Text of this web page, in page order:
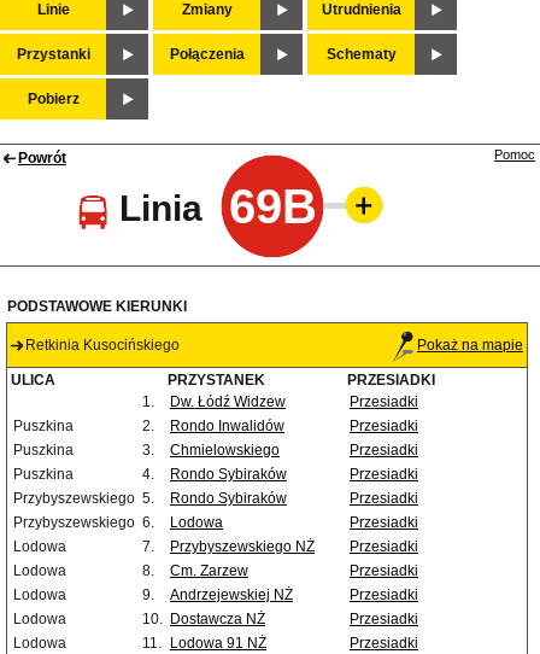
Linie Zmiany Utrudnienia
Przystanki Połączenia Schematy
Pobierz
Powrót
Linia 69B
Pomoc
PODSTAWOWE KIERUNKI
Retkinia Kusocińskiego Pokaż na mapie
ULICA PRZYSTANEK
PRZESIADKI
1.
Dw. Łódź Widzew
Przesiadki
Puszkina
2. Rondo Inwalidów
Przesiadki
Puszkina
3. Chmielowskiego
Przesiadki
Puszkina
4. Rondo Sybiraków
Przesiadki
Przybyszewskiego 5. Rondo Sybiraków
Przesiadki
Przybyszewskiego 6. Lodowa
Przesiadki
Lodowa
7. Przybyszewskiego NŻ
Przesiadki
Lodowa
8. Cm. Zarzew
Przesiadki
Lodowa
9. Andrzejewskiej NŻ
Przesiadki
Lodowa
10. Dostawcza NŻ
Przesiadki
Lodowa
11. Lodowa 91 NŻ
Przesiadki